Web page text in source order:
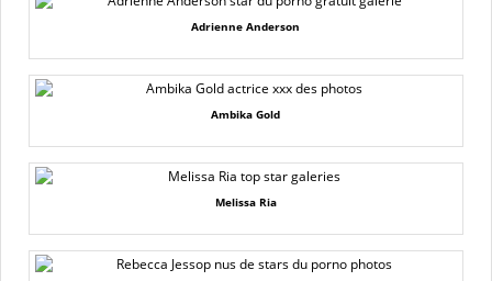
Adrienne Anderson
Ambika Gold
Melissa Ria